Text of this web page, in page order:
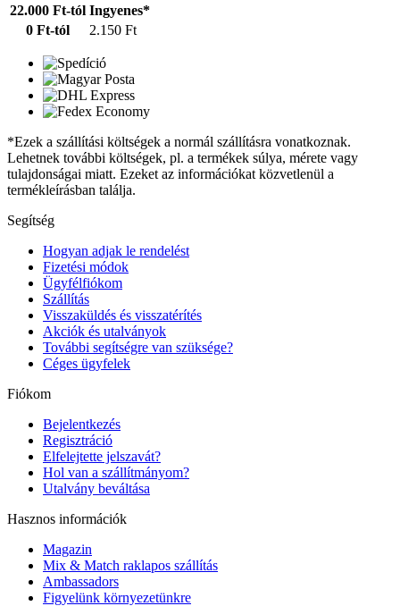
22.000 Ft-tól Ingyenes*
0 Ft-tól
2.150 Ft
*Ezek a szállítási költségek a normál szállításra vonatkoznak.
Lehetnek további költségek, pl. a termékek súlya, mérete vagy
tulajdonságai miatt. Ezeket az információkat közvetlenül a
termékleírásban találja.
Segítség
Hogyan adjak le rendelést
Fizetési módok
Ügyfélfiókom
Szállítás
Visszaküldés és visszatérítés
Akciók és utalványok
További segítségre van szüksége?
Céges ügyfelek
Fiókom
Bejelentkezés
Regisztráció
Elfelejtette jelszavát?
Hol van a szállítmányom?
Utalvány beváltása
Hasznos információk
Magazin
Mix & Match raklapos szállítás
Ambassadors
Figyelünk környezetünkre